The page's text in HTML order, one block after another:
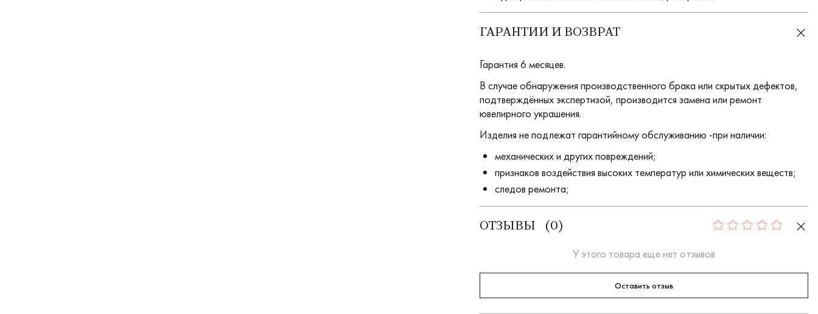
ГАРАНТИИ И ВОЗВРАТ
Гарантия 6 месяцев.
В случае обнаружения производственного брака или скрытых дефектов,
подтверждённых экспертизой, производится замена или ремонт
ювелирного украшения.
Изделия не подлежат гарантийному обслуживанию -при наличии:
механических и других повреждений;
признаков воздействия высоких температур или химических веществ;
следов ремонта;
ОТЗЫВЫ ( 0 ) 0
У этого товара еще нет отзывов
Оставить отзыв